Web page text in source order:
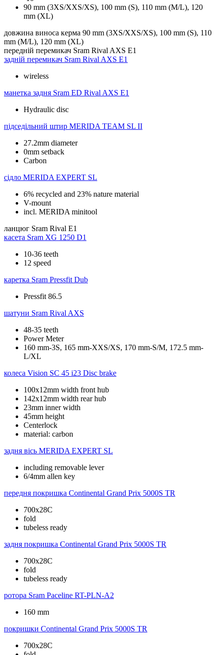
90 mm (3XS/XXS/XS), 100 mm (S), 110 mm (M/L), 120
mm (XL)
довжина виноса керма 90 mm (3XS/XXS/XS), 100 mm (S), 110
mm (M/L), 120 mm (XL)
передній перемикач Sram Rival AXS E1
задній перемикач Sram Rival AXS E1
wireless
манетка задня Sram ED Rival AXS E1
Hydraulic disc
підседільний штир MERIDA TEAM SL II
27.2mm diameter
0mm setback
Carbon
сідло MERIDA EXPERT SL
6% recycled and 23% nature material
V-mount
incl. MERIDA minitool
ланцюг Sram Rival E1
касета Sram XG 1250 D1
10-36 teeth
12 speed
каретка Sram Pressfit Dub
Pressfit 86.5
шатуни Sram Rival AXS
48-35 teeth
Power Meter
160 mm-3S, 165 mm-XXS/XS, 170 mm-S/M, 172.5 mm-
L/XL
колеса Vision SC 45 i23 Disc brake
100x12mm width front hub
142x12mm width rear hub
23mm inner width
45mm height
Centerlock
material: carbon
задня вісь MERIDA EXPERT SL
including removable lever
6/4mm allen key
передня покришка Continental Grand Prix 5000S TR
700x28C
fold
tubeless ready
задня покришка Continental Grand Prix 5000S TR
700x28C
fold
tubeless ready
ротора Sram Paceline RT-PLN-A2
160 mm
покришки Continental Grand Prix 5000S TR
700x28C